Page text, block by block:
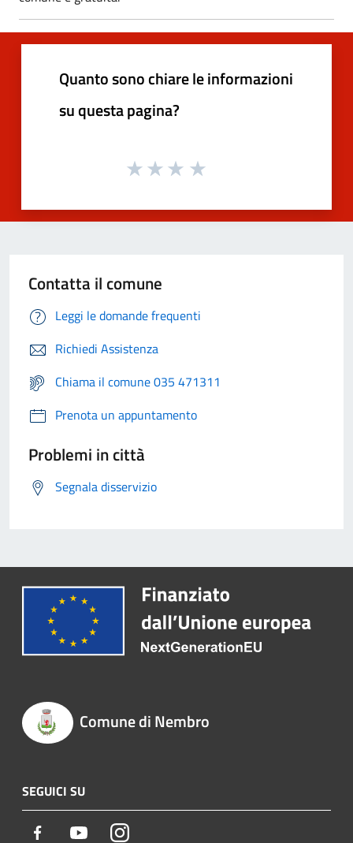
Quanto sono chiare le informazioni
su questa pagina?
Contatta il comune
Leggi le domande frequenti
Richiedi Assistenza
Chiama il comune 035 471311
Prenota un appuntamento
Problemi in città
Segnala disservizio
Comune di Nembro
SEGUICI SU
Facebook YoutubeInstagram